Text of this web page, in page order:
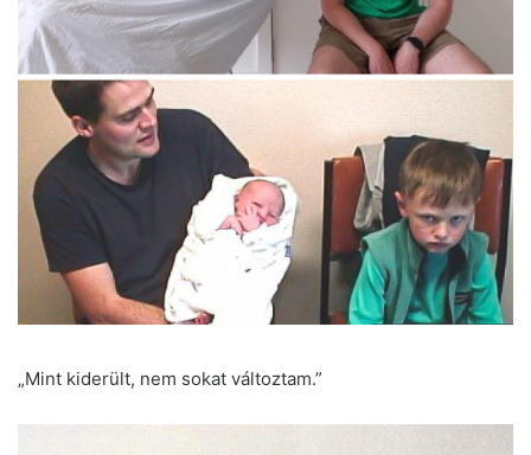
„Mint kiderült, nem sokat változtam.”